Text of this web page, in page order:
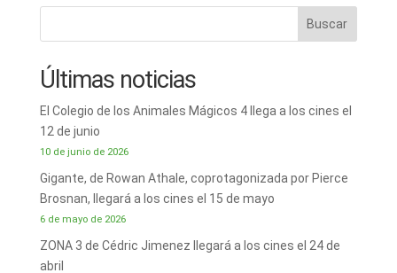
Buscar
Últimas noticias
El Colegio de los Animales Mágicos 4 llega a los cines el
12 de junio
10 de junio de 2026
Gigante, de Rowan Athale, coprotagonizada por Pierce
Brosnan, llegará a los cines el 15 de mayo
6 de mayo de 2026
ZONA 3 de Cédric Jimenez llegará a los cines el 24 de
abril